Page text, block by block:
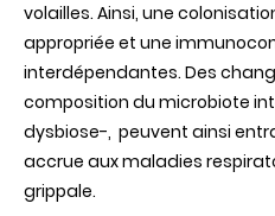
volailles. Ainsi, une
appropriée et une
interdépendantes. Des
composition du microbiote
dysbiose-, peuvent ainsi
accrue aux maladies
grippale.